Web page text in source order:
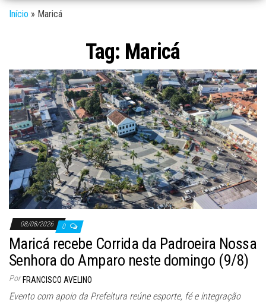
Início » Maricá
Tag: Maricá
08/08/2026 0
Maricá recebe Corrida da Padroeira Nossa
Senhora do Amparo neste domingo (9/8)
Por FRANCISCO AVELINO
Evento com apoio da Prefeitura reúne esporte, fé e integração